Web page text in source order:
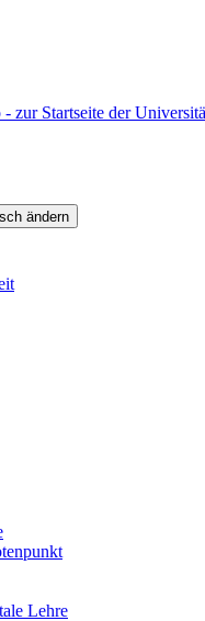
zur Startseite der
ändern
Lehre